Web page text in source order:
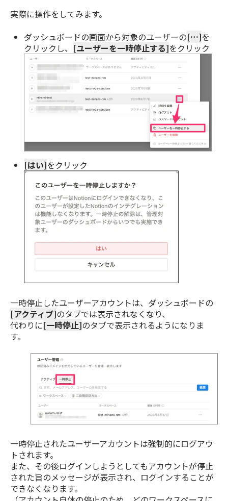
実際に操作をしてみます。
ダッシュボードの画面から対象のユーザーの[…]を
クリックし、 [ユーザーを一時停止する]をクリック
[はい]をクリック
一時停止したユーザーアカウントは、ダッシュボードの
[アクティブ]のタブでは表示されなくなり、
代わりに[一時停止]のタブで表示されるようになりま
す。
一時停止されたユーザーアカウントは強制的にログアウ
トされます。
また、その後ログインしようとしてもアカウントが停止
された旨のメッセージが表示され、ログインすることが
できなくなります。